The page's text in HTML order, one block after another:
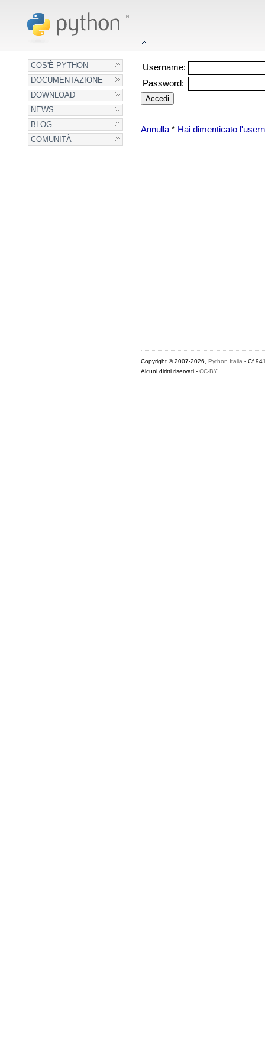
COS'È PYTHON
DOCUMENTAZIONE
DOWNLOAD
NEWS
BLOG
COMUNITÀ
Username:
Password:
Annulla* Hai dimenticato
Copyright © 2007-2026, Python Italia - Cf
Alcuni diritti riservati - CC-BY